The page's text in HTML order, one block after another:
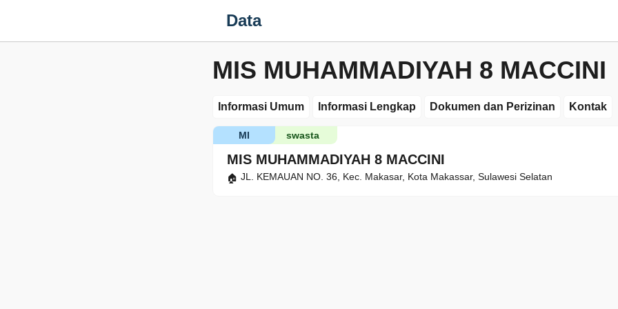
Data
MIS MUHAMMADIYAH 8 MACCINI
Informasi Umum Informasi Lengkap Dokumen dan Perizinan Kontak
MIS MUHAMMADIYAH 8 MACCINI
swasta
MI
JL. KEMAUAN NO. 36, Kec. Makasar, Kota Makassar, Sulawesi Selatan